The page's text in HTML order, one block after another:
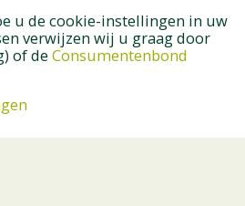
u de cookie-instellingen in uw
verwijzen wij u graag door
of de Consumentenbond